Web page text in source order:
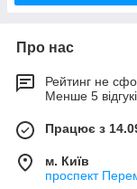
Про нас
Рейтинг не
Менше 5
Працює з
м. Київ
проспект